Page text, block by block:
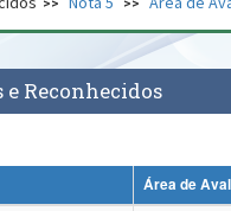
Gabinete de Segurança
Reconhecidos
Área de